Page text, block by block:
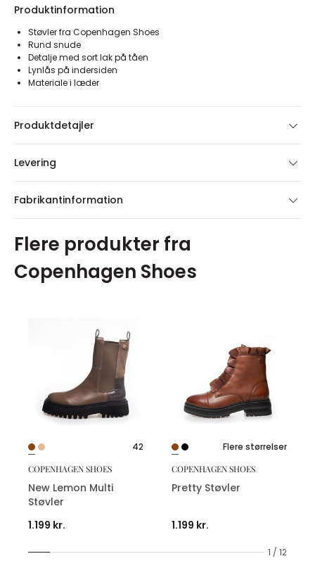
Produktinformation
Støvler fra Copenhagen Shoes
Rund snude
Detalje med sort lak på tåen
Lynlås på indersiden
Materiale i læder
Produktdetajler
Levering
Fabrikantinformation
Flere produkter fra
Copenhagen Shoes
1 / 12
42
COPENHAGEN SHOES
New Lemon Multi
Støvler
1.199 kr.
Flere størrelser
COPENHAGEN SHOES
Pretty Støvler
1.199 kr.